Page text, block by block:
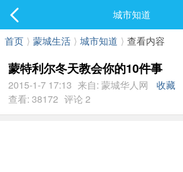
最新发表
城市知道
首页 ⟩ 蒙城生活 ⟩ 城市知道 ⟩ 查看内容
蒙特利尔冬天教会你的10件事
2015-1-7 17:13 来自: 蒙城华人网
收藏
查看: 38172 评论 2